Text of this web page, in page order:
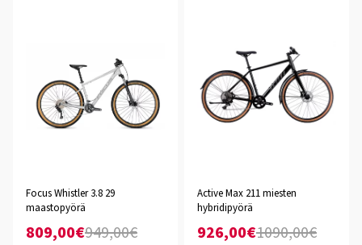
Focus Whistler 3.8 29
maastopyörä
809,00€949,00€
Active Max 211 miesten
hybridipyörä
926,00€1090,00€